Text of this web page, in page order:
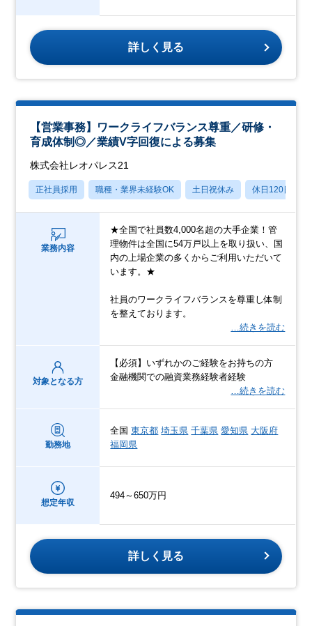
詳しく見る
【営業事務】ワークライフバランス尊重／研修・
育成体制◎／業績V字回復による募集
株式会社レオパレス21
正社員採用 職種・業界未経験OK 土日祝休み 休日120日以上
業務内容
★全国で社員数4,000名超の大手企業！管
理物件は全国に54万戸以上を取り扱い、国
内の上場企業の多くからご利用いただいて
います。★
社員のワークライフバランスを尊重し体制
を整えております。
…続きを読む
対象となる方
【必須】いずれかのご経験をお持ちの方
金融機関での融資業務経験者経験
…続きを読む
勤務地
全国東京都 埼玉県 千葉県 愛知県 大阪府
福岡県
想定年収
494～650万円
詳しく見る